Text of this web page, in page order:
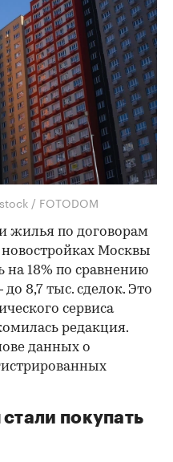
/ FOTODOM
жилья по договорам
Москвы
на 18% по сравнению
8,7 тыс. сделок. Это
сервиса
редакция.
данных о
покупать